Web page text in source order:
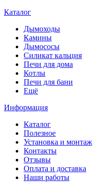
Каталог
Дымоходы
Камины
Дымососы
Силикат кальция
Печи для дома
Котлы
Печи для бани
Ещё
Информация
Каталог
Полезное
Установка и монтаж
Контакты
Отзывы
Оплата и доставка
Наши работы